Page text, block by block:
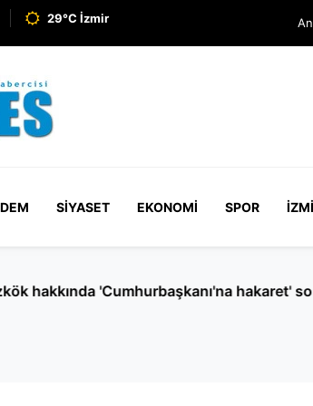
29°C İzmir
SIYASET EKONOMI SPOR
hakkında 'Cumhurbaşkanı'na hakaret'